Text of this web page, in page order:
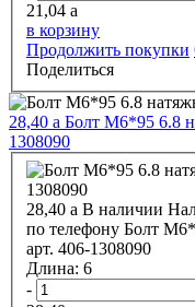
21,04 a
в корзину
Продолжить покупки
Поделиться
28,40 a Болт М6*95 6.8
1308090
28,40 a В наличии
по телефону Болт
арт. 406-1308090
Длина: 6
-